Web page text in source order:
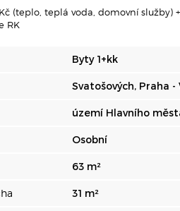
(teplo, teplá voda, domovní služby)
RK
Byty 1+kk
Svatošových, Praha -
území Hlavního
Osobní
63 m²
31 m²